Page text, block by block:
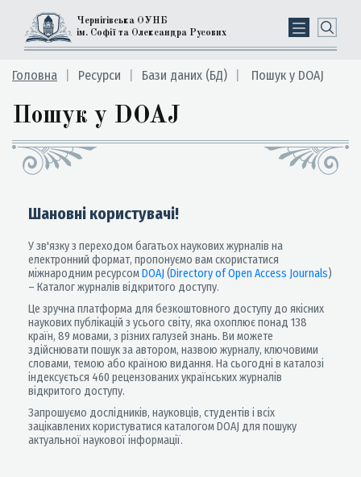
Чернігівська ОУНБ
ім. Софії та Олександра Русових
Головна Ресурси Бази даних (БД) Пошук у DOAJ
Пошук у DOAJ
Шановні користувачі!
У зв'язку з переходом багатьох наукових журналів на
електронний формат, пропонуємо вам скористатися
міжнародним ресурсомDOAJ (Directory of Open Access Journals)
– Каталог журналів відкритого доступу.
Це зручна платформа для безкоштовного доступу до якісних
наукових публікацій з усього світу, яка охоплює понад 138
країн, 89 мовами, з різних галузей знань. Ви можете
здійснювати пошук за автором, назвою журналу, ключовими
словами, темою або країною видання. На сьогодні в каталозі
індексується 460 рецензованих українських журналів
відкритого доступу.
Запрошуємо дослідників, науковців, студентів і всіх
зацікавлених користуватися каталогом DOAJ для пошуку
актуальної наукової інформації.